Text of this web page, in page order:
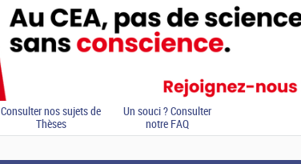
Consulter nos sujets de
Thèses
Un souci ? Consulter
notre FAQ